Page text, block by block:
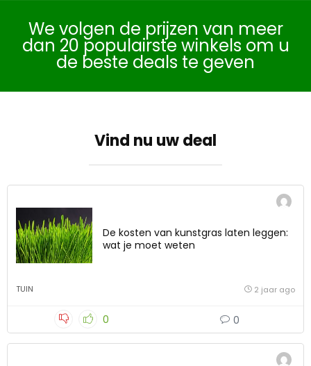
We volgen de prijzen van meer
dan 20 populairste winkels om u
de beste deals te geven
Vind nu uw deal
De kosten van kunstgras laten leggen:
wat je moet weten
TUIN 2 jaar ago
0 0